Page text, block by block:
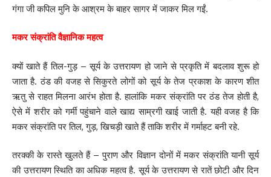
गंगा जी कपिल मुनि के आश्रम के बाहर सागर में जाकर मिल गईं.
मकर संक्रांति वैज्ञानिक महत्व
क्यों खाते हैं तिल-गुड़ – सूर्य के उत्तरायण हो जाने से प्रकृति में बदलाव शुरू हो
जाता है. ठंड की वजह से सिकुरते लोगों को सूर्य के तेज प्रकाश के कारण शीत
ऋतु से राहत मिलना आरंभ होता है. हालांकि मकर संक्रांति पर ठंड तेज होती है,
ऐसे में शरीर को गर्मी पहुंचाने वाले खाद्य साम्रगी खाई जाती है. यही वजह है कि
मकर संक्रांति पर तिल, गुड़, खिचड़ी खाते हैं ताकि शरीर में गर्माहट बनी रहे.
तरक्की के रास्ते खुलते हैं – पुराण और विज्ञान दोनों में मकर संक्रांति यानी सूर्य
की उत्तरायण स्थिति का अधिक महत्व है. सूर्य के उत्तरायण से रातें छोटी और दिन